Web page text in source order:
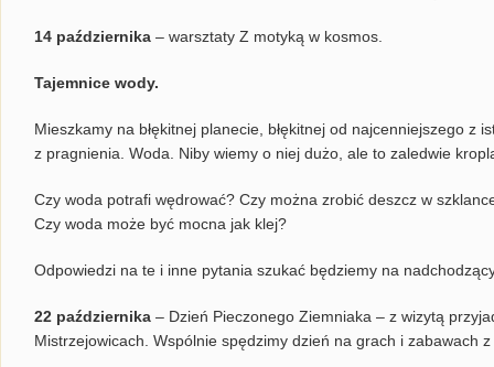
14 października – warsztaty Z motyką w kosmos.
Tajemnice wody.
Mieszkamy na błękitnej planecie, błękitnej od najcenniejszego z
z pragnienia. Woda. Niby wiemy o niej dużo, ale to zaledwie
Czy woda potrafi wędrować? Czy można zrobić deszcz w
Czy woda może być mocna jak klej?
Odpowiedzi na te i inne pytania szukać będziemy na
22 października – Dzień Pieczonego Ziemniaka – z wizytą
Mistrzejowicach. Wspólnie spędzimy dzień na grach i zabawach